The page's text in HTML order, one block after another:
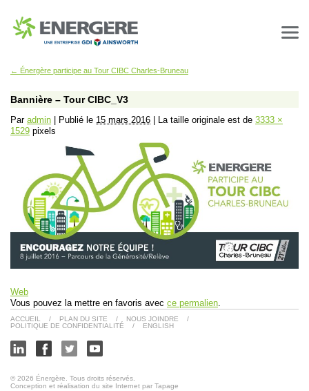
← Énergère participe au Tour CIBC Charles-Bruneau
Bannière – Tour CIBC_V3
Par admin Publié le 15 mars 2016 La taille originale est de 3333 ×
1529 pixels
Web
Vous pouvez la mettre en favoris avec ce permalien.
ACCUEIL / PLAN DU SITE / NOUS JOINDRE
/
POLITIQUE DE CONFIDENTIALITÉ
/ ENGLISH
© 2026 Énergère. Tous droits réservés.
Conception et réalisation du site Internet par Tapage